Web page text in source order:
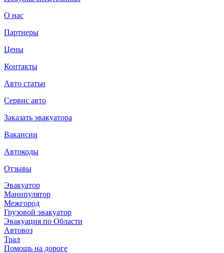
О нас
Партнеры
Цены
Контакты
Авто статьи
Сервис авто
Заказать эвакуатора
Вакансии
Автокоды
Отзывы
Эвакуатор
Манипулятор
Межгород
Грузовой эвакуатор
Эвакуация по Области
Автовоз
Трал
Помощь на дороге